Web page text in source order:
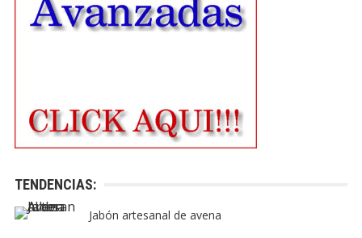
TENDENCIAS:
Jabón artesanal de avena